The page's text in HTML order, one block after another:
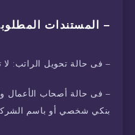
– المستندات
– فى حالة تحويل الراتب:
– فى حالة أصحاب
بنكي شخصي أو باسم الشركة عن